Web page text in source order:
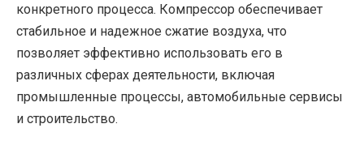
конкретного процесса. Компрессор обеспечивает
стабильное и надежное сжатие воздуха, что
позволяет эффективно использовать его в
различных сферах деятельности, включая
промышленные процессы, автомобильные сервисы
и строительство.